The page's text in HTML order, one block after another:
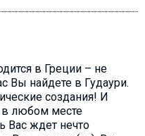
в Греции – не
Вы найдете в Гудаури.
создания! И
в любом месте
Вас ждет нечто